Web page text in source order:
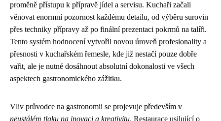
proměně přístupu k přípravě jídel a servisu. Kuchaři začali
věnovat enormní pozornost každému detailu, od výběru surovin
přes techniky přípravy až po finální prezentaci pokrmů na talíři.
Tento systém hodnocení vytvořil novou úroveň profesionality a
přesnosti v kuchařském řemesle, kde již nestačí pouze dobře
vařit, ale je nutné dosáhnout absolutní dokonalosti ve všech
aspektech gastronomického zážitku.
Vliv průvodce na gastronomii se projevuje především v
neustálém tlaku na inovaci a kreativitu. Restaurace usilující o